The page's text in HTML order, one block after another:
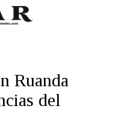
Ruanda
del